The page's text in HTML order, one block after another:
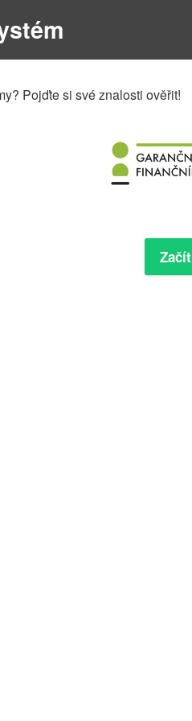
Pojďte si své znalosti ověřit!
Začít